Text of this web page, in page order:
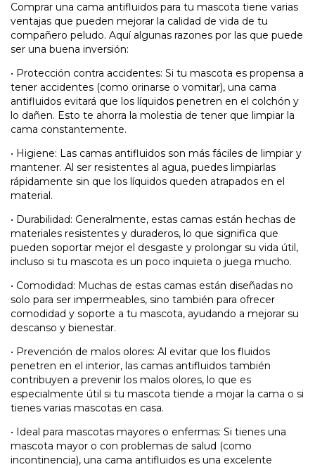
Comprar una cama antifluidos para tu mascota tiene varias
ventajas que pueden mejorar la calidad de vida de tu
compañero peludo. Aquí algunas razones por las que puede
ser una buena inversión:
• Protección contra accidentes: Si tu mascota es propensa a
tener accidentes (como orinarse o vomitar), una cama
antifluidos evitará que los líquidos penetren en el colchón y
lo dañen. Esto te ahorra la molestia de tener que limpiar la
cama constantemente.
• Higiene: Las camas antifluidos son más fáciles de limpiar y
mantener. Al ser resistentes al agua, puedes limpiarlas
rápidamente sin que los líquidos queden atrapados en el
material.
• Durabilidad: Generalmente, estas camas están hechas de
materiales resistentes y duraderos, lo que significa que
pueden soportar mejor el desgaste y prolongar su vida útil,
incluso si tu mascota es un poco inquieta o juega mucho.
• Comodidad: Muchas de estas camas están diseñadas no
solo para ser impermeables, sino también para ofrecer
comodidad y soporte a tu mascota, ayudando a mejorar su
descanso y bienestar.
• Prevención de malos olores: Al evitar que los fluidos
penetren en el interior, las camas antifluidos también
contribuyen a prevenir los malos olores, lo que es
especialmente útil si tu mascota tiende a mojar la cama o si
tienes varias mascotas en casa.
• Ideal para mascotas mayores o enfermas: Si tienes una
mascota mayor o con problemas de salud (como
incontinencia), una cama antifluidos es una excelente